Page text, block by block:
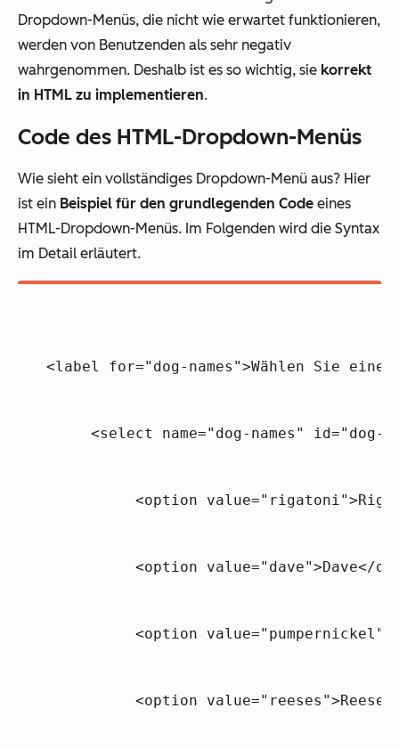
Dropdown-Menüs, die nicht wie erwartet funktionieren,
werden von Benutzenden als sehr negativ
wahrgenommen. Deshalb ist es so wichtig, sie korrekt
in HTML zu implementieren.
Code des HTML-Dropdown-Menüs
Wie sieht ein vollständiges Dropdown-Menü aus? Hier
ist ein Beispiel für den grundlegenden Code eines
HTML-Dropdown-Menüs. Im Folgenden wird die Syntax
im Detail erläutert.
<label for="dog-names">Wählen Sie einen
<select name="dog-names" id="dog-
<option
<option value="dave">Dave</
<option
<option